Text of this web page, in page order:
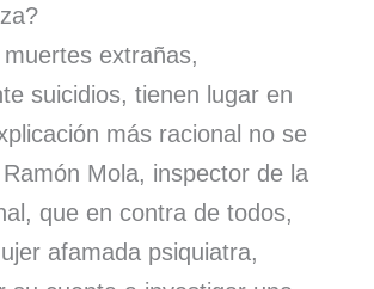
extrañas,
suicidios, tienen lugar en
más racional no se
Mola, inspector de la
que en contra de todos,
afamada psiquiatra,